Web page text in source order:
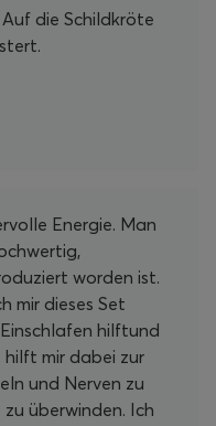
die Schildkröte
Energie. Man
worden ist.
mir dieses Set
hilftund
hilft mir dabei zur
und Nerven zu
überwinden. Ich